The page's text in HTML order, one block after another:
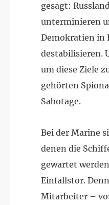
gesagt:
unterminieren
Demokratien in
destabilisieren.
um diese Ziele
gehörten
Sabotage.
Bei der Marine
denen die
gewartet
Einfallstor.
Mitarbeiter –